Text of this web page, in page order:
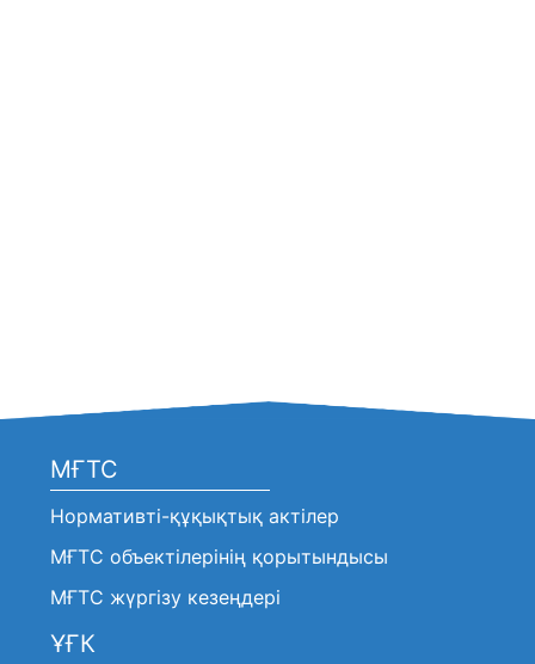
МҒТС
Нормативті-құқықтық актілер
МҒТС объектілерінің қорытындысы
МҒТС жүргізу кезеңдері
ҰҒК